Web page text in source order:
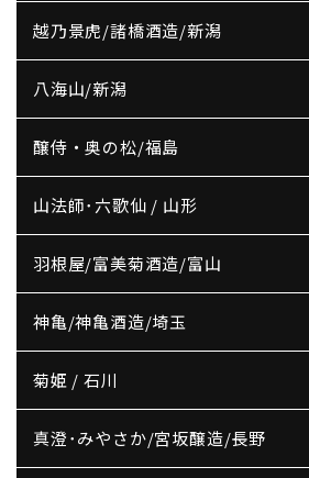
越乃景虎/諸橋酒造/新潟
八海山/新潟
醸侍・奥の松/福島
山法師･六歌仙 / 山形
羽根屋/富美菊酒造/富山
神亀/神亀酒造/埼玉
菊姫 / 石川
真澄･みやさか/宮坂醸造/長野